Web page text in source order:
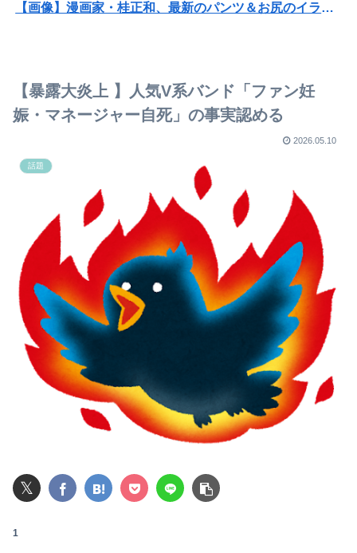
【画像】漫画家・桂正和、最新のパンツ＆お尻のイラスト投稿にネット衝撃「この質感の出し方」「実写かと思いました」
【悲報】東科大医学部卒の美人YouTuber、直美で炎上・・・
SES10年目のワイ、転職するか迷う
これしとくと、後が楽だよ、ってこと
ドイツ空港のウクライナ機に自爆ドローン接近→職員が蹴り落とす→偶然起爆装置が壊れセーフ
【悲報】中村敬斗、またも移籍難航か…スタッド・ランス会長が残留を示唆
生理の予定が８月６日なんだけど７月２９日にドバッと鮮血でたから生理かな？って思ったのよね
女優・南沙良（２４）「私は陰キャ。人と話したくないので家に引きこもってPCでアニメを観ていたい」
【画像】マジで復活して欲しいAV女優ｗｗｗｗｗｗｗ
レインボー池田、アナウンサーと結婚ｗｗｗｗｗ
【暴露大炎上 】人気V系バンド「ファン妊
娠・マネージャー自死」の事実認める
2026.05.10
話題
𝕏
1